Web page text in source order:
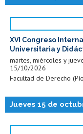
XVI Congreso
Universitaria y
martes, miércoles y
15/10/2026
Facultad de Derecho
Jueves 15 de